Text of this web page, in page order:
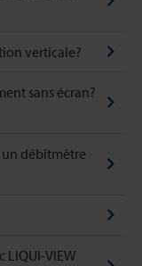
verticale?
sans écran?
un débitmètre
LIQUI-VIEW